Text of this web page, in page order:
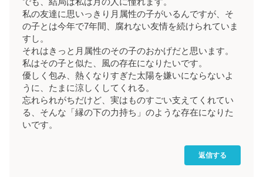
私の友達に思いっきり月属性の子がいるんですが、そ
の子とは今年で7年間、腐れない友情を続けられていま
すし。
それはきっと月属性のその子のおかげだと思います。
私はその子と似た、風の存在になりたいです。
優しく包み、熱くなりすぎた太陽を嫌いにならないよ
うに、たまに涼しくしてくれる。
忘れられがちだけど、実はものすごい支えてくれてい
る、そんな「縁の下の力持ち」のような存在になりた
いです。
返信する